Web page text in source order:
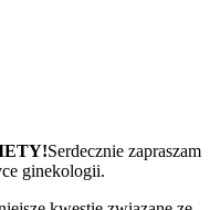
Serdecznie zapraszam
ginekologii.